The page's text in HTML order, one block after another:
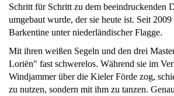
Schritt für Schritt zu dem beeindruckenden
umgebaut wurde, der sie heute ist. Seit 2009
Barkentine unter niederländischer Flagge.
Mit ihren weißen Segeln und den drei
Loriën" fast schwerelos. Während sie im
Windjammer über die Kieler Förde zog,
zu nutzen, sondern mit ihm zu tanzen.